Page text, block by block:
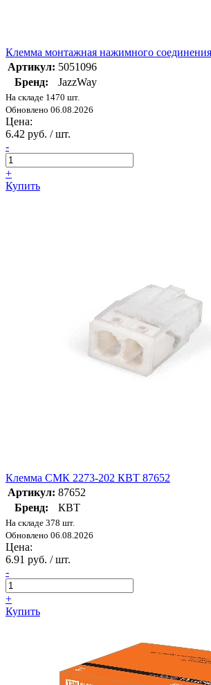
Клемма монтажная нажимного
Артикул: 5051096
Бренд:
JazzWay
На складе 1470 шт.
Обновлено 06.08.2026
Цена:
6.42 руб. / шт.
-
+
Купить
Клемма СМК 2273-202 КВТ 87652
Артикул: 87652
Бренд:
КВТ
На складе 378 шт.
Обновлено 06.08.2026
Цена:
6.91 руб. / шт.
-
+
Купить